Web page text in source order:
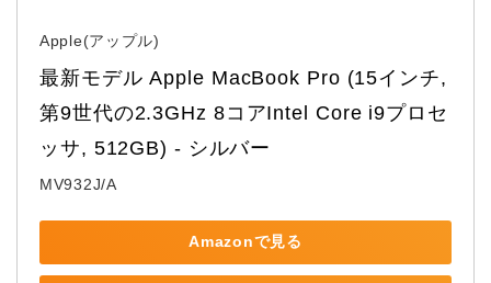
Apple(アップル)
最新モデル Apple MacBook Pro (15インチ,
第9世代の2.3GHz 8コアIntel Core i9プロセ
ッサ, 512GB) - シルバー
MV932J/A
Amazonで見る